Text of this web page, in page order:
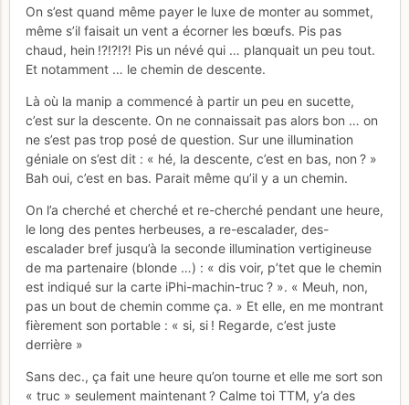
On s’est quand même payer le luxe de monter au sommet,
même s’il faisait un vent a écorner les bœufs. Pis pas
chaud, hein !?!?!?! Pis un névé qui … planquait un peu tout.
Et notamment … le chemin de descente.
Là où la manip a commencé à partir un peu en sucette,
c’est sur la descente. On ne connaissait pas alors bon … on
ne s’est pas trop posé de question. Sur une illumination
géniale on s’est dit : « hé, la descente, c’est en bas, non ? »
Bah oui, c’est en bas. Parait même qu’il y a un chemin.
On l’a cherché et cherché et re-cherché pendant une heure,
le long des pentes herbeuses, a re-escalader, des-
escalader bref jusqu’à la seconde illumination vertigineuse
de ma partenaire (blonde …) : « dis voir, p’tet que le chemin
est indiqué sur la carte iPhi-machin-truc ? ». « Meuh, non,
pas un bout de chemin comme ça. » Et elle, en me montrant
fièrement son portable : « si, si ! Regarde, c’est juste
derrière »
Sans dec., ça fait une heure qu’on tourne et elle me sort son
« truc » seulement maintenant ? Calme toi TTM, y’a des